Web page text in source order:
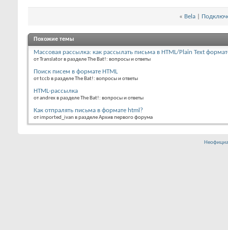
« Bela
Похожие темы
Массовая рассылка: как рассылать письма в HTML/Plain Text
от Translator в разделе The Bat!: вопросы и ответы
Поиск писем в формате HTML
от tccb в разделе The Bat!: вопросы и ответы
HTML-рассылка
от andrex в разделе The Bat!: вопросы и ответы
Как отпралять письма в формате html?
от imported_ivan в разделе Архив первого форума